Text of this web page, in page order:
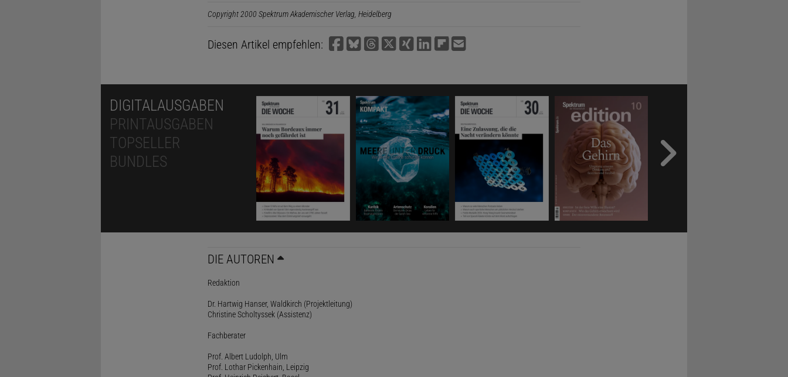
Copyright 2000 Spektrum Akademischer Verlag, Heidelberg
Diesen Artikel empfehlen:
DIGITALAUSGABEN
PRINTAUSGABEN
TOPSELLER
BUNDLES
DIE AUTOREN
Redaktion
Dr. Hartwig Hanser, Waldkirch (Projektleitung)
Christine Scholtyssek (Assistenz)
Fachberater
Prof. Albert Ludolph, Ulm
Prof. Lothar Pickenhain, Leipzig